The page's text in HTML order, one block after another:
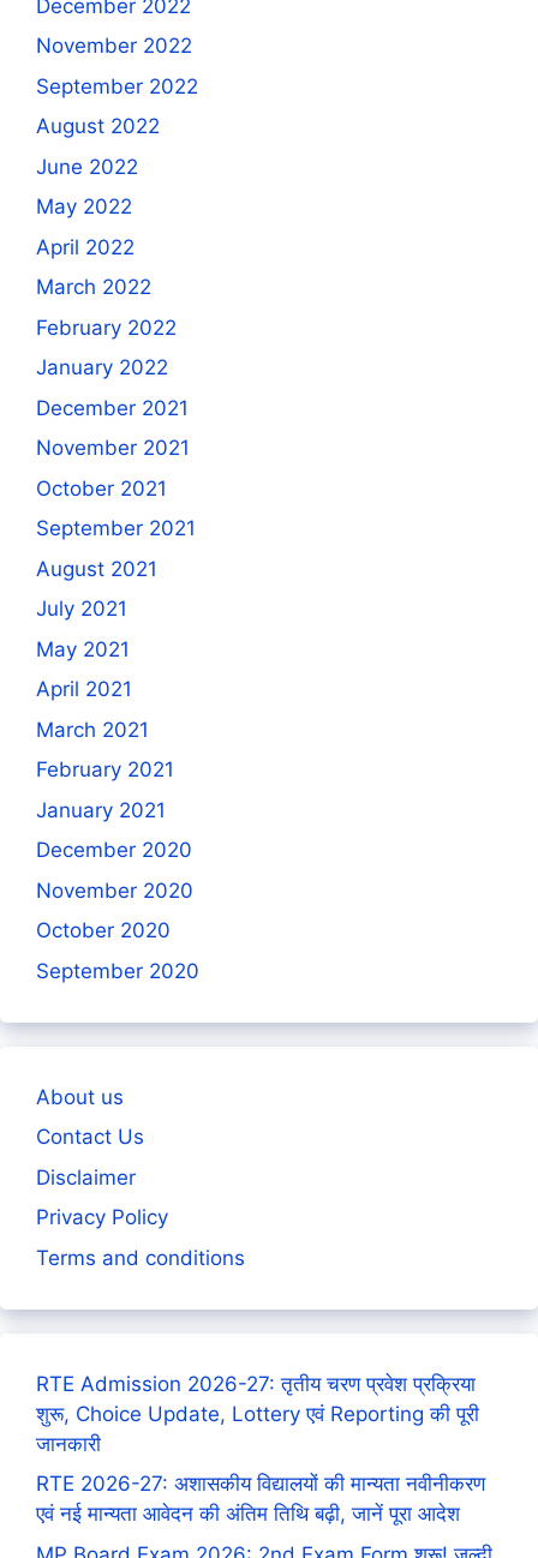
December 2022
November 2022
September 2022
August 2022
June 2022
May 2022
April 2022
March 2022
February 2022
January 2022
December 2021
November 2021
October 2021
September 2021
August 2021
July 2021
May 2021
April 2021
March 2021
February 2021
January 2021
December 2020
November 2020
October 2020
September 2020
About us
Contact Us
Disclaimer
Privacy Policy
Terms and conditions
RTE Admission 2026-27: तृतीय चरण प्रवेश प्रक्रिया
शुरू, Choice Update, Lottery एवं Reporting की पूरी
जानकारी
RTE 2026-27: अशासकीय विद्यालयों की मान्यता नवीनीकरण
एवं नई मान्यता आवेदन की अंतिम तिथि बढ़ी, जानें पूरा आदेश